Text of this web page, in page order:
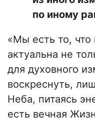
по иному
«Мы есть то, что
актуальна не
для духовного
воскреснуть,
Неба, питаясь
есть вечная